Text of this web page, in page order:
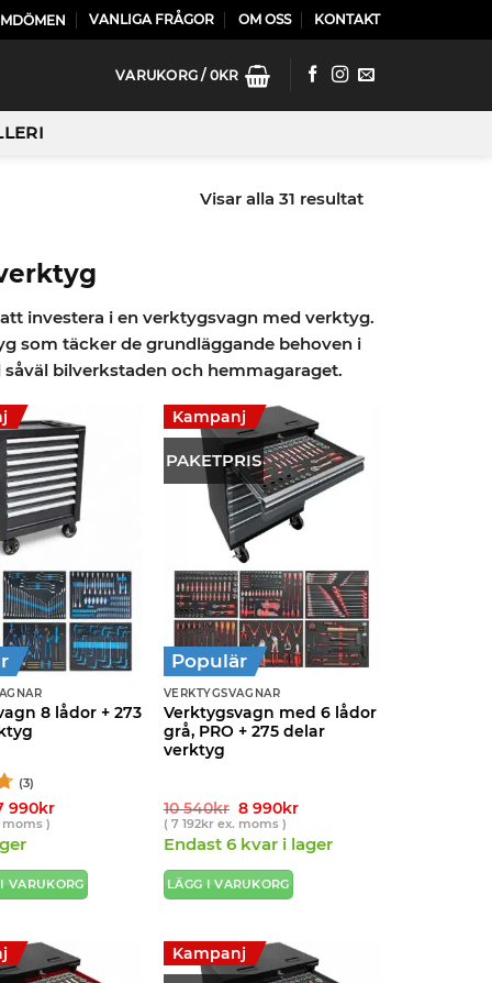
VANLIGA FRÅGOR OM OSS KONTAKT
VARUKORG / 0KR
Visar alla 31 resultat
investera i en verktygsvagn med verktyg.
som täcker de grundläggande behoven i
bilverkstaden och hemmagaraget.
8 lådor + 273
(3)
990kr.
990krDet
990kr.
moms )
VARUKORG
PAKETPRIS
Kampanj
Populär
VERKTYGSVAGNAR
Verktygsvagn med 6 lådor
grå, PRO + 275 delar
verktyg
10 540kr Det
ursprungliga
priset
var:
540kr.
8 990krDet
är:
( 7 192krex. moms )
Endast 6 kvar i lager
LÄGG I VARUKORG
Kampanj